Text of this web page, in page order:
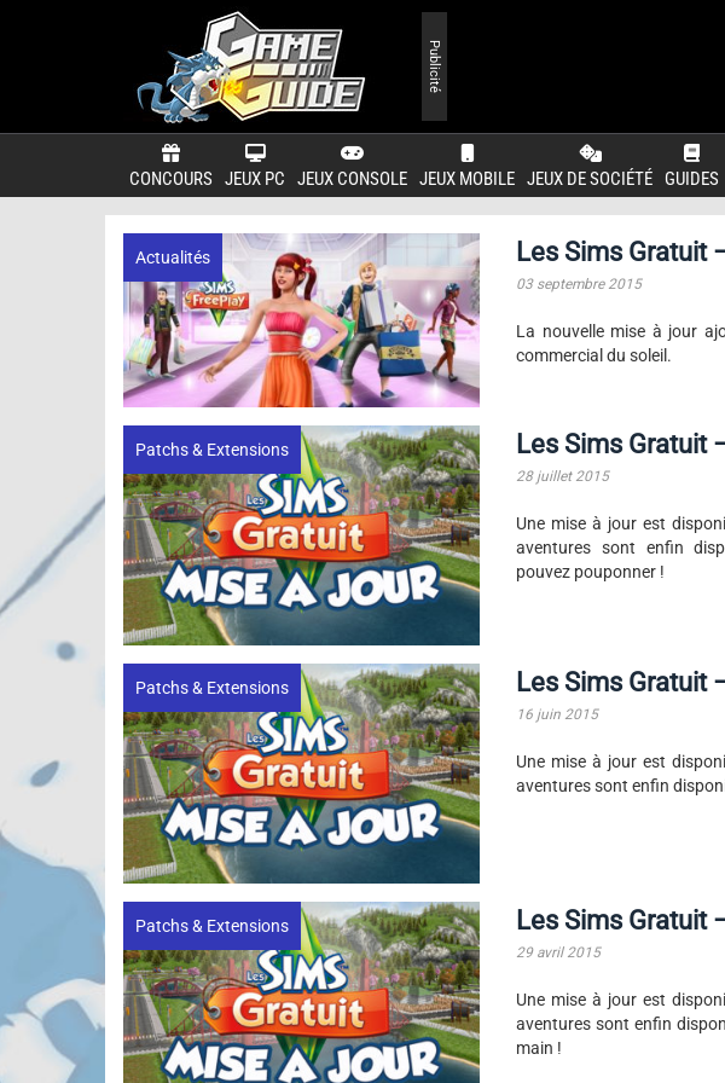
CONCOURS JEUX PC JEUX CONSOLE JEUX MOBILE JEUX DE SOCIÉTÉ GUIDES
Publicité
Actualités Les Sims Gratuit
03 septembre 2015
La nouvelle mise à jour
commercial du soleil.
Patchs & Extensions Les Sims Gratuit
28 juillet 2015
Une mise à jour est
aventures sont enfin
pouvez pouponner !
Patchs & Extensions Les Sims Gratuit
16 juin 2015
Une mise à jour est
aventures sont enfin
Patchs & Extensions Les Sims Gratuit
29 avril 2015
Une mise à jour est
aventures sont enfin
main !